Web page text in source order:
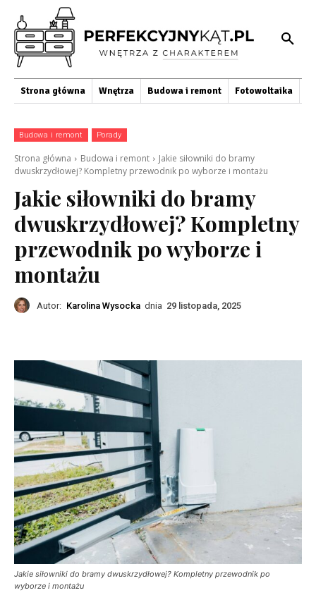
Strona główna Wnętrza Budowa i remont Fotowoltaika
Budowa i remont Porady
Strona główna Budowa i remont
Jakie siłowniki do bramy
dwuskrzydłowej? Kompletny przewodnik po wyborze i montażu
Jakie siłowniki do bramy
dwuskrzydłowej? Kompletny
przewodnik po wyborze i
montażu
Autor: Karolina Wysocka dnia 29 listopada, 2025
Jakie siłowniki do bramy dwuskrzydłowej? Kompletny przewodnik po
wyborze i montażu